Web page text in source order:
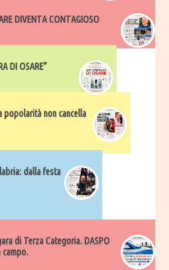
DIVENTA CONTAGIOSO
DI OSARE”
popolarità non cancella
dalla festa
di Terza Categoria. DASPO